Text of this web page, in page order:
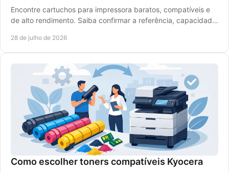
Encontre cartuchos para impressora baratos, compatíveis e
de alto rendimento. Saiba confirmar a referência, capacidade
28 de julho de 2026
Como escolher toners compatíveis Kyocera